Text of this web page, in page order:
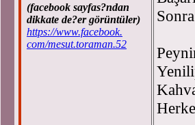
(facebook sayfas?ndan
dikkate de?er görüntüler)
https://www.facebook.
com/mesut.toraman.52